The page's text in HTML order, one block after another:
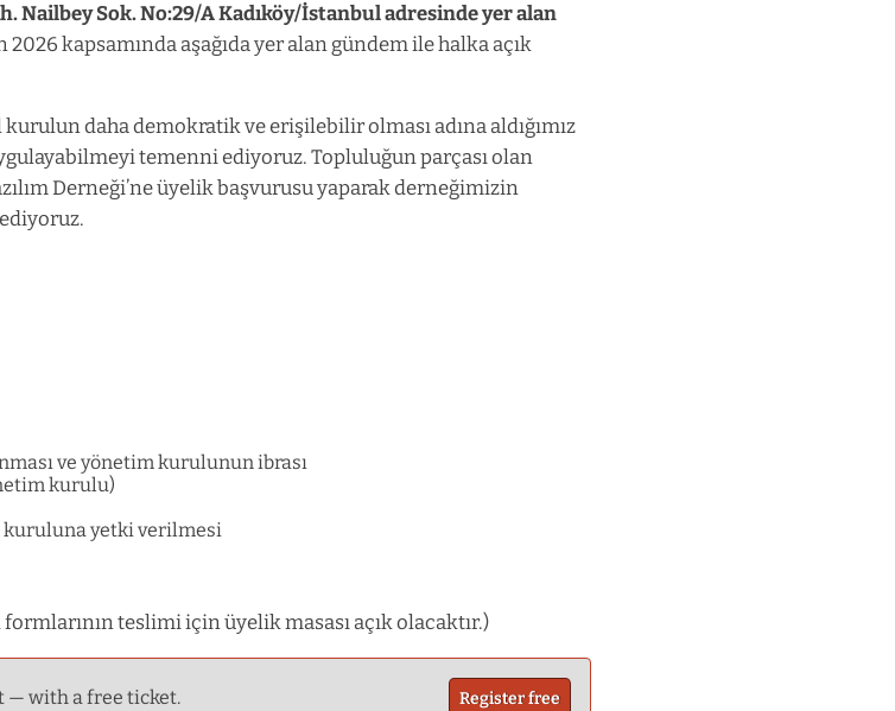
Nailbey Sok. No:29/A Kadıköy/İstanbul adresinde yer alan
2026 kapsamında aşağıda yer alan gündem ile halka açık
daha demokratik ve erişilebilir olması adına aldığımız
temenni ediyoruz. Topluluğun parçası olan
Derneği’ne üyelik başvurusu yaparak derneğimizin
ve yönetim kurulunun ibrası
kurulu)
yetki verilmesi
teslimi için üyelik masası açık olacaktır.)
— with a free ticket. Register free